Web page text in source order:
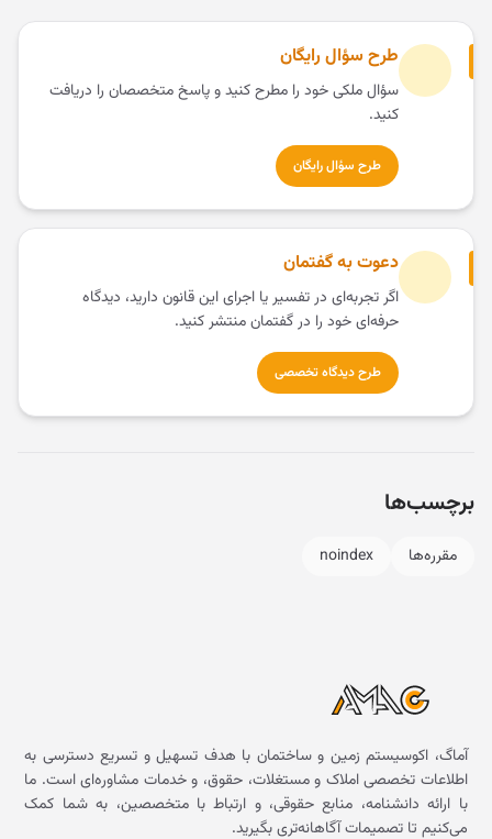
طرح سؤال رایگان
سؤال ملکی خود را مطرح کنید و پاسخ متخصصان را دریافت
کنید.
طرح سؤال رایگان
دعوت به گفتمان
اگر تجربه‌ای در تفسیر یا اجرای این قانون دارید، دیدگاه
حرفه‌ای خود را در گفتمان منتشر کنید.
طرح دیدگاه تخصصی
برچسب‌ها
مقرره‌ها noindex
آماگ، اکوسیستم زمین و ساختمان با هدف تسهیل و تسریع دسترسی به
اطلاعات تخصصی املاک و مستغلات، حقوق، و خدمات مشاوره‌ای است. ما
با ارائه دانشنامه، منابع حقوقی، و ارتباط با متخصصین، به شما کمک
می‌کنیم تا تصمیمات آگاهانه‌تری بگیرید.